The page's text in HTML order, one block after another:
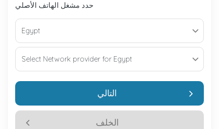
حدد مشغل الهاتف الأصلي
الخلف
التالي